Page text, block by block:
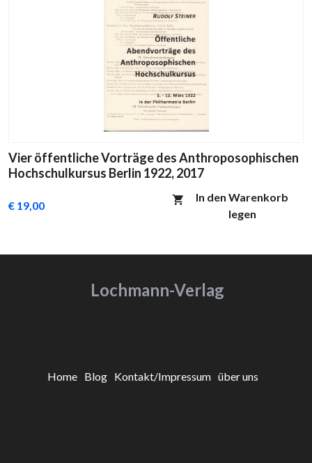
Vier öffentliche Vorträge des Anthroposophischen
Hochschulkursus Berlin 1922, 2017
€ 19,00
In den Warenkorb
legen
Lochmann-Verlag
Home Blog Kontakt/Impressum über uns